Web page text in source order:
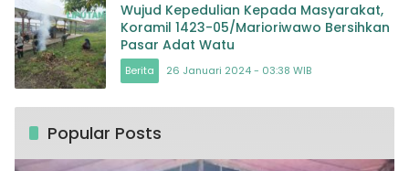
Wujud Kepedulian Kepada Masyarakat,
Koramil 1423-05/Marioriwawo Bersihkan
Pasar Adat Watu
Berita 26 Januari 2024 - 03:38 WIB
Popular Posts